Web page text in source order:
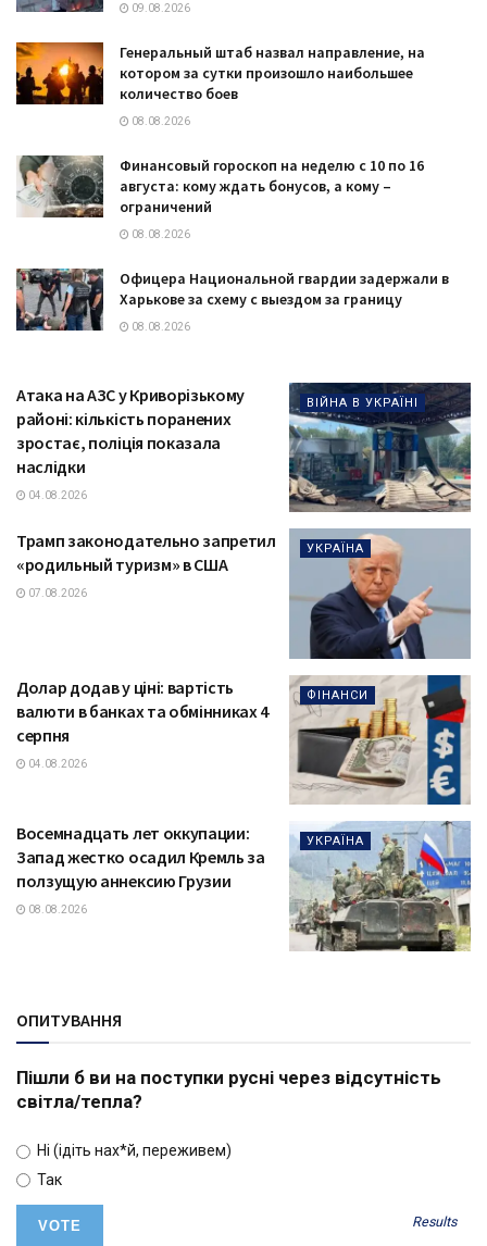
09.08.2026
Генеральный штаб назвал направление, на
котором за сутки произошло наибольшее
количество боев
08.08.2026
Финансовый гороскоп на неделю с 10 по 16
августа: кому ждать бонусов, а кому –
ограничений
08.08.2026
Офицера Национальной гвардии задержали в
Харькове за схему с выездом за границу
08.08.2026
ВІЙНА В УКРАЇНІ
Атака на АЗС у Криворізькому
районі: кількість поранених
зростає, поліція показала
наслідки
04.08.2026
УКРАЇНА
Трамп законодательно запретил
«родильный туризм» в США
07.08.2026
ФІНАНСИ
Долар додав у ціні: вартість
валюти в банках та обмінниках 4
серпня
04.08.2026
УКРАЇНА
Восемнадцать лет оккупации:
Запад жестко осадил Кремль за
ползущую аннексию Грузии
08.08.2026
ОПИТУВАННЯ
Пішли б ви на поступки русні через відсутність
світла/тепла?
Ні (ідіть нах*й, переживем)
Так
Results